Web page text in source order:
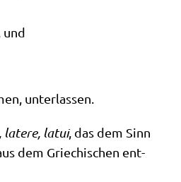
und
unterlassen.
late­re, latui, das dem Sinn
dem Grie­chi­schen ent­